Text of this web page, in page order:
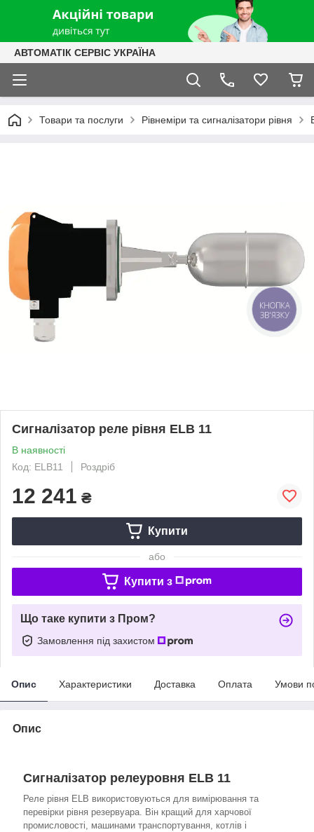
АВТОМАТІК СЕРВІС УКРАЇНА
Товари та послуги Рівнеміри та сигналізатори рівня
Сигналізатор реле рівня ELB 11
В наявності
Код: ELB11
Роздріб
12 241 ₴
Купити
або
Купити з
Що таке купити з Пром?
Замовлення під захистом
Опис Характеристики Доставка Оплата Умови
Опис
Сигналізатор релеуровня ELB 11
Реле рівня ELB використовуються для вимірювання та
перевірки рівня резервуара. Він кращий для харчової
промисловості, машинами транспортування, котлів і
КНОПКА
ЗВ'ЯЗКУ